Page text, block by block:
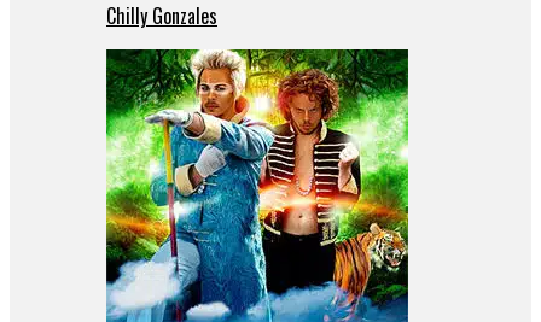
Chilly Gonzales